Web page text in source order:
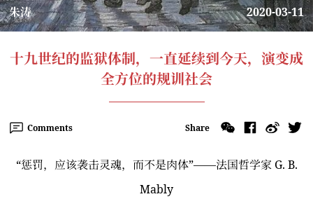
朱涛 2020-03-11
十九世纪的监狱体制，一直延续到今天，演变成
全方位的规训社会
Comments Share
“惩罚，应该袭击灵魂，而不是肉体”——法国哲学家 G. B.
Mably